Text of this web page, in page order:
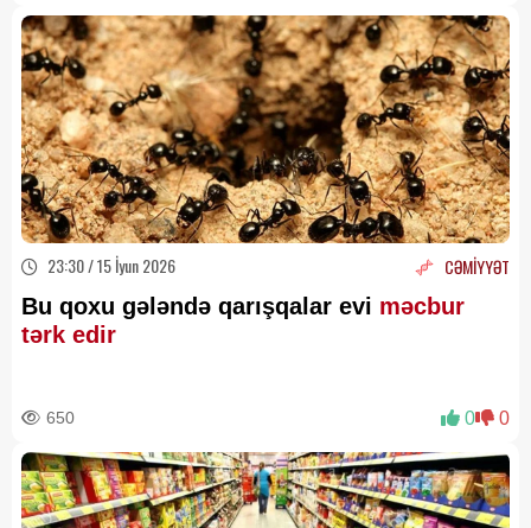
23:30 / 15 İyun 2026 CƏMİYYƏT
Bu qoxu gələndə qarışqalar evi məcbur
tərk edir
650 0 0